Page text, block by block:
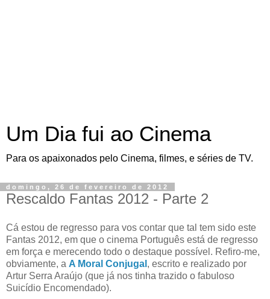
Um Dia fui ao Cinema
Para os apaixonados pelo Cinema, filmes, e séries de TV.
domingo, 26 de fevereiro de 2012
Rescaldo Fantas 2012 - Parte 2
Cá estou de regresso para vos contar que tal tem sido este
Fantas 2012, em que o cinema Português está de regresso
em força e merecendo todo o destaque possível. Refiro-me,
obviamente, a A Moral Conjugal , escrito e realizado por
Artur Serra Araújo (que já nos tinha trazido o fabuloso
Suicídio Encomendado).